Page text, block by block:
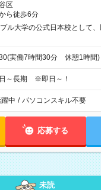
区
ら徒歩6分
ル大学の公式日本校として
実働7時間30分 休憩1時間)
日～長期 ※即日～！
中 / パソコンスキル不要
応募する
未読